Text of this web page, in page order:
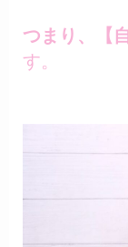
つまり、【
す。